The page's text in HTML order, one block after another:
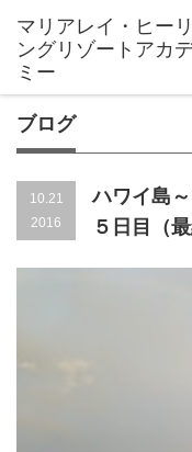
ブログ
10.21
2016
ハワイ島
５日目（